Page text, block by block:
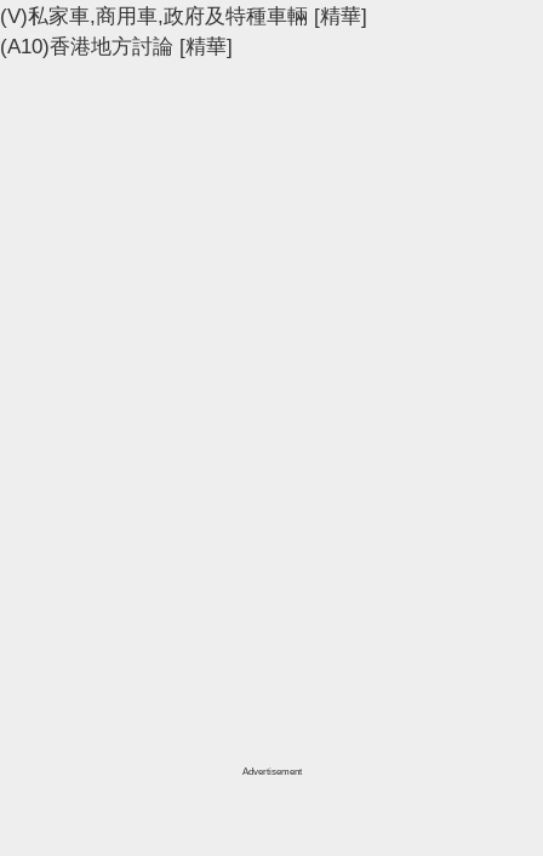
(V)私家車,商用車,政府及特種車輛 [精華]
(A10)香港地方討論 [精華]
Advertisement